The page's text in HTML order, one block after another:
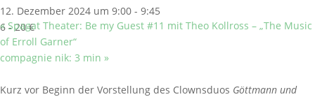
12. Dezember 2024 um 9:00 - 9:45
6 - 20 €
«Spagat Theater: Be my Guest #11 mit Theo Kollross – „The Music
of Erroll Garner“
compagnie nik: 3 min »
Kurz vor Beginn der Vorstellung des Clownsduos Göttmann und